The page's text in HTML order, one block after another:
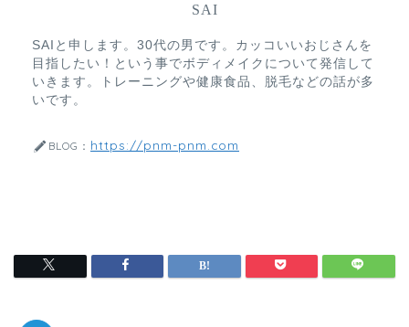
SAI
SAIと申します。30代の男です。カッコいいおじさんを
目指したい！という事でボディメイクについて発信して
いきます。トレーニングや健康食品、脱毛などの話が多
いです。
BLOG： https://pnm-pnm.com